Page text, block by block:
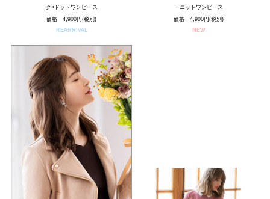
ク×ドットワンピース
価格 4,900円(税別)
REARRIVAL
ーニットワンピース
価格 4,900円(税別)
NEW